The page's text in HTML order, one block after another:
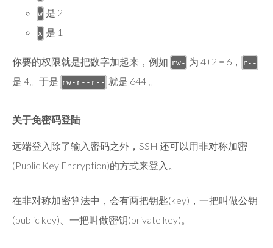
w 是 2
x 是 1
你要的权限就是把数字加起来，例如 rw- 为 4+2 = 6， r--
是 4。于是 rw-r--r-- 就是 644 。
关于免密码登陆
远端登入除了输入密码之外，SSH 还可以用非对称加密
(Public Key Encryption)的方式来登入。
在非对称加密算法中，会有两把钥匙(key)，一把叫做公钥
(public key)、一把叫做密钥(private key)。